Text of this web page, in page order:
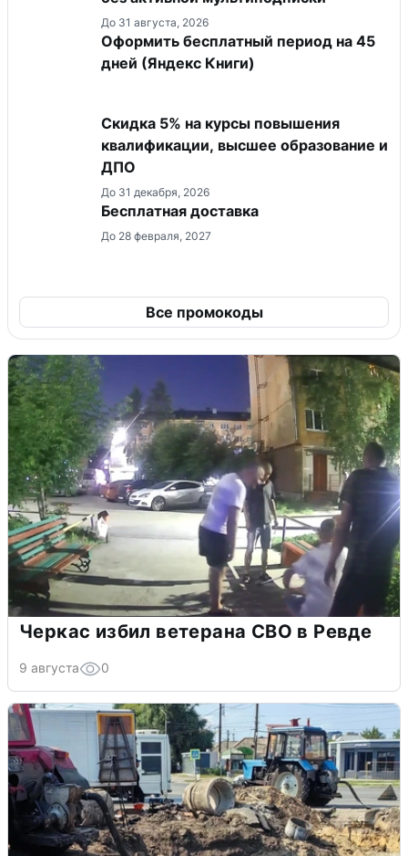
До 31 августа, 2026
Оформить бесплатный период на 45
дней (Яндекс Книги)
Скидка 5% на курсы повышения
квалификации, высшее образование и
ДПО
До 31 декабря, 2026
Бесплатная доставка
До 28 февраля, 2027
Все промокоды
Черкас избил ветерана СВО в Ревде
9 августа 0